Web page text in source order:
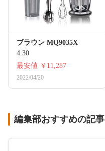
ブラウン MQ9035X
4.30
最安値 ￥11,287
2022/04/20
編集部おすすめの記事